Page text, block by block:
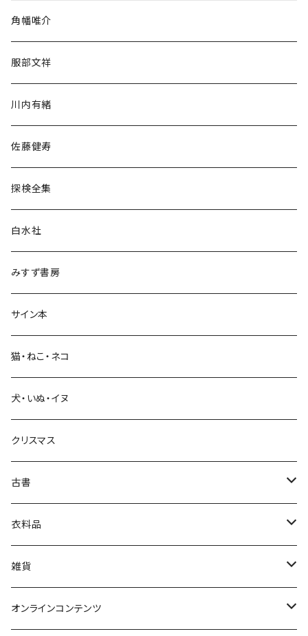
民族・風習
言語・ことば
生活・暮らし
芸術・絵画・写真
絵本・児童書
娯楽・エンターテインメント
角幡唯介
服部文祥
川内有緒
佐藤健寿
探検全集
白水社
みすず書房
サイン本
猫・ねこ・ネコ
犬・いぬ・イヌ
クリスマス
古書
古書セット
美術
衣料品
POLEWARDS
Tシャツ
雑貨
バッグ
オンラインコンテンツ